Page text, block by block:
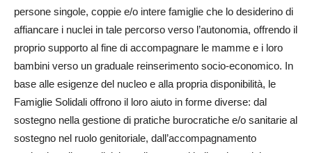
persone singole, coppie e/o intere famiglie che lo desiderino di
affiancare i nuclei in tale percorso verso l’autonomia, offrendo il
proprio supporto al fine di accompagnare le mamme e i loro
bambini verso un graduale reinserimento socio-economico. In
base alle esigenze del nucleo e alla propria disponibilità, le
Famiglie Solidali offrono il loro aiuto in forme diverse: dal
sostegno nella gestione di pratiche burocratiche e/o sanitarie al
sostegno nel ruolo genitoriale, dall’accompagnamento